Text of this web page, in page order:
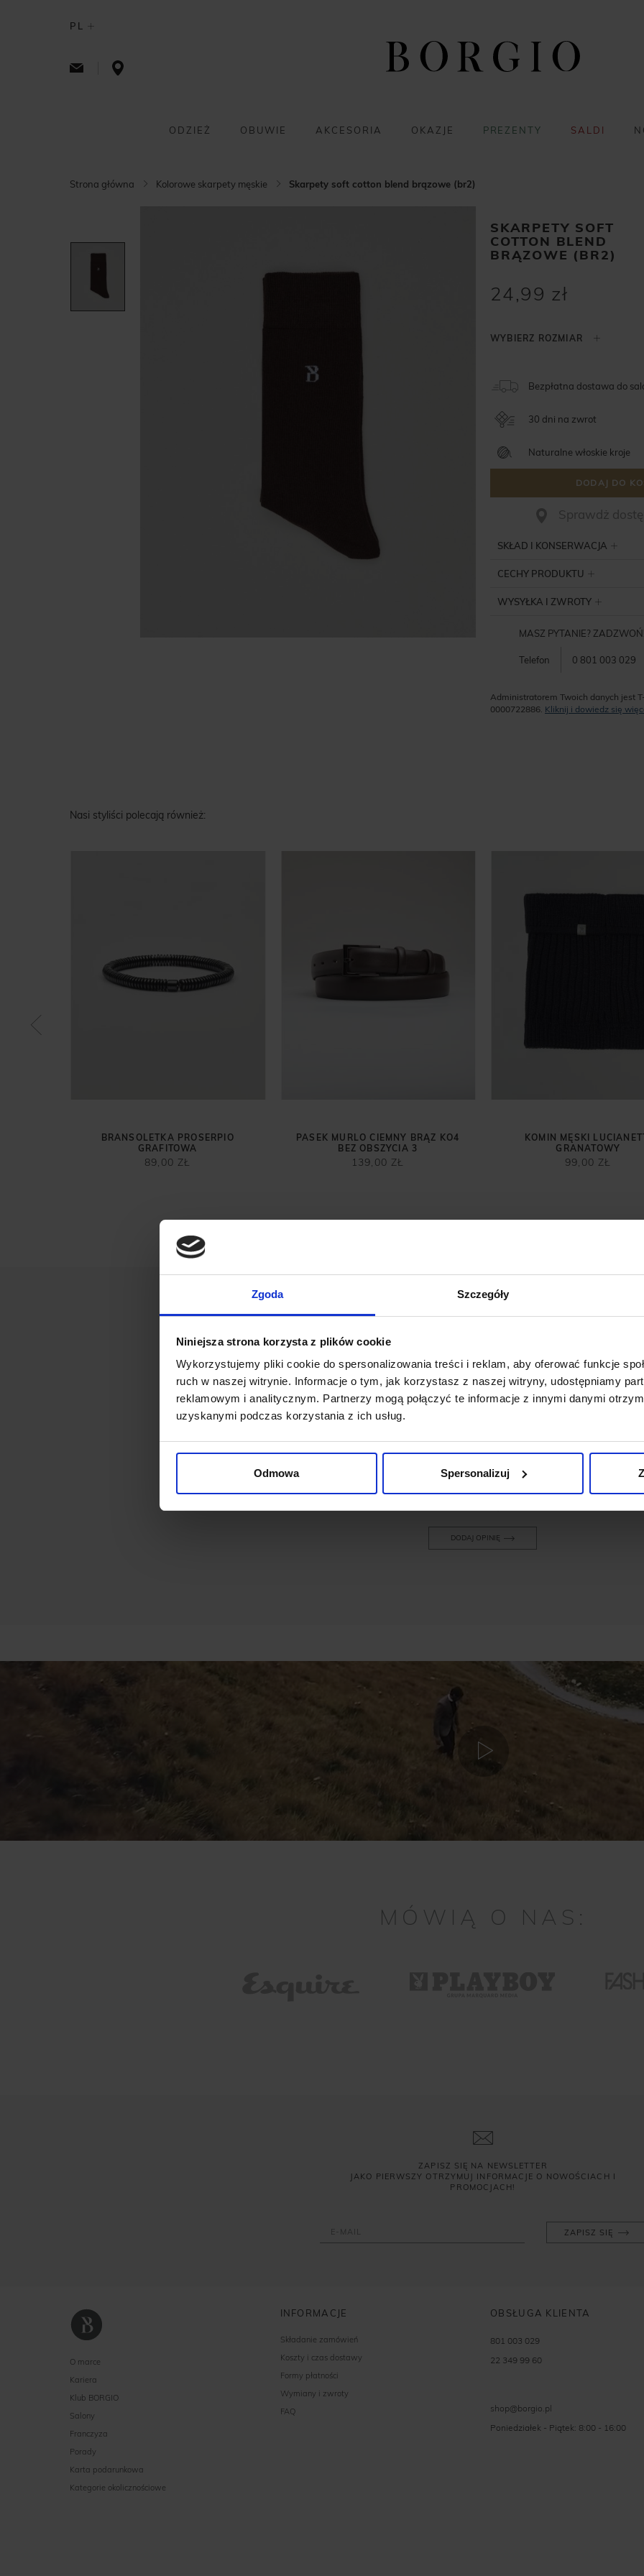
Zgoda Szczegóły
Niniejsza strona korzysta z plików cookie
Wykorzystujemy pliki cookie do spersonalizowania treści i reklam, aby oferować funkcje
ruch w naszej witrynie. Informacje o tym, jak korzystasz z naszej witryny, udostępniamy
reklamowym i analitycznym. Partnerzy mogą połączyć te informacje z innymi danymi
uzyskanymi podczas korzystania z ich usług.
Odmowa Spersonalizuj
PL
ODZIEŻ OBUWIE AKCESORIA OKAZJE PREZENTY SALDI
Strona główna Kolorowe skarpety męskie Skarpety soft cotton blend brązowe (br2)
SKARPETY SOFT
COTTON BLEND
BRĄZOWE (BR2)
24,99 zł
Bezpłatna dostawa do
30 dni na zwrot
Naturalne włoskie kroje
DODAJ DO
Sprawdż
SKŁAD I KONSERWACJA
CECHY PRODUKTU
WYSYŁKA I ZWROTY
MASZ PYTANIE? ZADZWOŃ!
Telefon 0 801 003 029
Administratorem Twoich danych jest
0000722886. Kliknij i dowiedz się
Nasi styliści polecają również:
BRANSOLETKA PROSERPIO
GRAFITOWA
89,00 ZŁ
PASEK MURLO CIEMNY BRĄZ KO4
BEZ OBSZYCIA 3
139,00 ZŁ
KOMIN MĘSKI
GRANATOWY
99,00 ZŁ
OPINIE O PRODUKCIE: SKARPETY
SOFT COTTON BLEND BRĄZOWE
(BR2)
Weryfikacja pochodzenia opinii nie jest dokonywana.
Ten produkt nie ma jeszcze opinii, dodaj opinię, bądź
DODAJ OPINIĘ
MÓWIĄ O NAS:
ZAPISZ SIĘ NA NEWSLETTER
JAKO PIERWSZY OTRZYMUJ INFORMACJE O NOWOŚCIACH I
PROMOCJACH!
ZAPISZ SIĘ
O marce
Kariera
Klub BORGIO
Salony
Franczyza
Porady
Karta podarunkowa
Kategorie okolicznościowe
INFORMACJE
Składanie zamówień
Koszty i czas dostawy
Formy płatności
Wymiany i zwroty
FAQ
OBSŁUGA KLIENTA
801 003 029
22 349 99 60
shop@borgio.pl
Poniedziałek - Piątek: 8:00 - 16:00